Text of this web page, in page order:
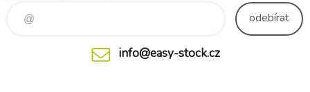
odebírat
info@easy-stock.cz